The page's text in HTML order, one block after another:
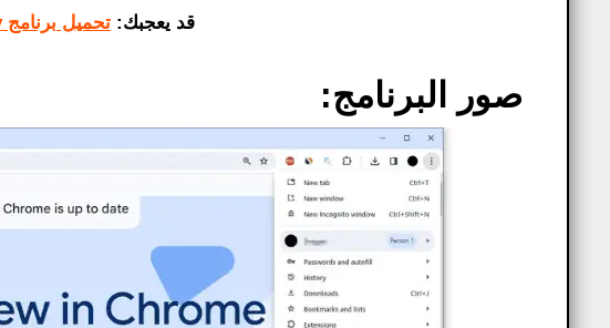
قد يعجبك:تحميل برنامج Google Play
صور البرنامج: